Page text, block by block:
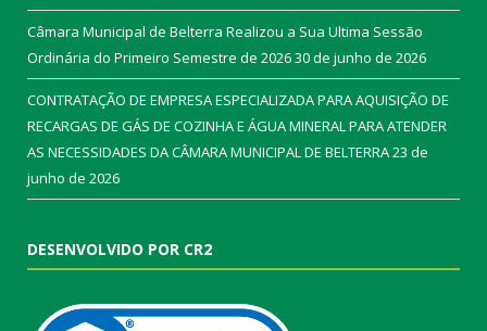
Câmara Municipal de Belterra Realizou a Sua Ultima Sessão
Ordinária do Primeiro Semestre de 202630 de junho de 2026
CONTRATAÇÃO DE EMPRESA ESPECIALIZADA PARA AQUISIÇÃO DE
RECARGAS DE GÁS DE COZINHA E ÁGUA MINERAL PARA ATENDER
AS NECESSIDADES DA CÂMARA MUNICIPAL DE BELTERRA23 de
junho de 2026
DESENVOLVIDO POR CR2